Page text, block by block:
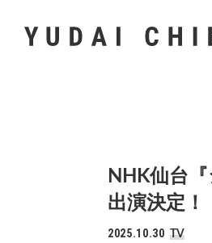
NHK仙台
出演決定！
2025.10.30 TV